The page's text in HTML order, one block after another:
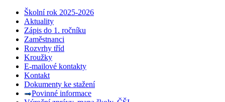
Školní rok 2025-2026
Aktuality
Zápis do 1. ročníku
Zaměstnanci
Rozvrhy tříd
Kroužky
E-mailové kontakty
Kontakt
Dokumenty ke stažení
Povinné informace